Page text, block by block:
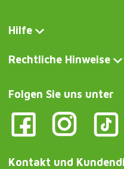
Hilfe
Rechtliche Hinweise
Folgen Sie uns unter
Kontakt und